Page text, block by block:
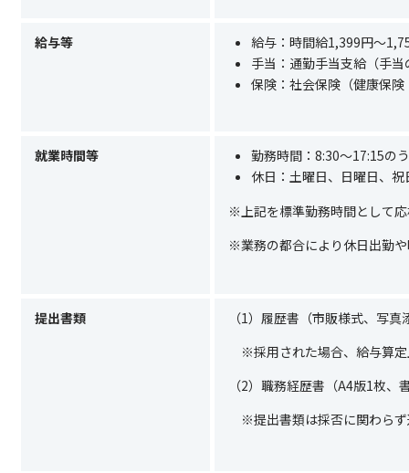
給与等 給与：時間給1,399円～
手当：通勤手当支給（手
保険：社会保険（健康保
就業時間等 勤務時間：8:30～17:15の
休日：土曜日、日曜日、
※上記を標準勤務時間として
※業務の都合により休日出勤
提出書類
（1）履歴書（市販様式、写真
※採用された場合、給与算定
（2）職務経歴書（A4版1枚、
※提出書類は採否に関わらず